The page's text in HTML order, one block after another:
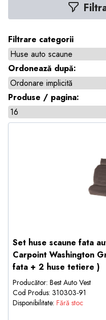
Filtrare categorii
Ordonează după:
Produse / pagina:
Set huse scaune fata
Carpoint Washington
fata + 2 huse tetiere )
Producător: Best Auto Vest
Cod Produs: 310303-91
Disponibilitate: Fără stoc